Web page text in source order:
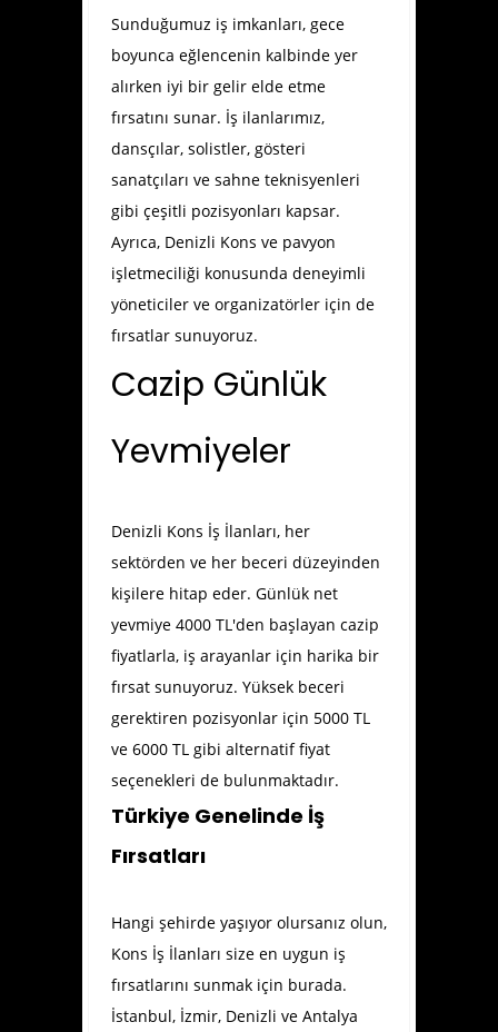
Sunduğumuz iş imkanları, gece
boyunca eğlencenin kalbinde yer
alırken iyi bir gelir elde etme
fırsatını sunar. İş ilanlarımız,
dansçılar, solistler, gösteri
sanatçıları ve sahne teknisyenleri
gibi çeşitli pozisyonları kapsar.
Ayrıca, Denizli Kons ve pavyon
işletmeciliği konusunda deneyimli
yöneticiler ve organizatörler için de
fırsatlar sunuyoruz.
Cazip Günlük
Yevmiyeler
Denizli Kons İş İlanları, her
sektörden ve her beceri düzeyinden
kişilere hitap eder. Günlük net
yevmiye 4000 TL'den başlayan cazip
fiyatlarla, iş arayanlar için harika bir
fırsat sunuyoruz. Yüksek beceri
gerektiren pozisyonlar için 5000 TL
ve 6000 TL gibi alternatif fiyat
seçenekleri de bulunmaktadır.
Türkiye Genelinde İş
Fırsatları
Hangi şehirde yaşıyor olursanız olun,
Kons İş İlanları size en uygun iş
fırsatlarını sunmak için burada.
İstanbul, İzmir, Denizli ve Antalya